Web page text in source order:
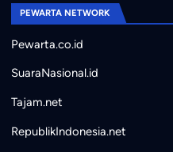
PEWARTA NETWORK
Pewarta.co.id
SuaraNasional.id
Tajam.net
RepublikIndonesia.net